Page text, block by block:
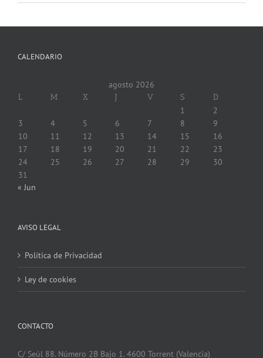
CALENDARIO
agosto 2026
L M X J V S D
1
2
3
4 5 6 7 8
9
10
11 12 13 14 15
16
17
18 19 20 21 22
23
24
25 26 27 28 29
30
31
« Jun
AVISO LEGAL
Política de Privacidad
Ley de cookies
CONTACTO
C/ Seúl 88. Número 2B Bajo 1. 4600 Torrent (Valencia)